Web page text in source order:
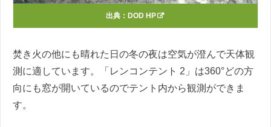
出典： DOD HP
焚き火の他にも晴れた日の冬の夜は空気が澄んで天体観
測に適しています。「レンコンテント 2」は360°どの方
向にも窓が開いているのでテント内から観測ができま
す。